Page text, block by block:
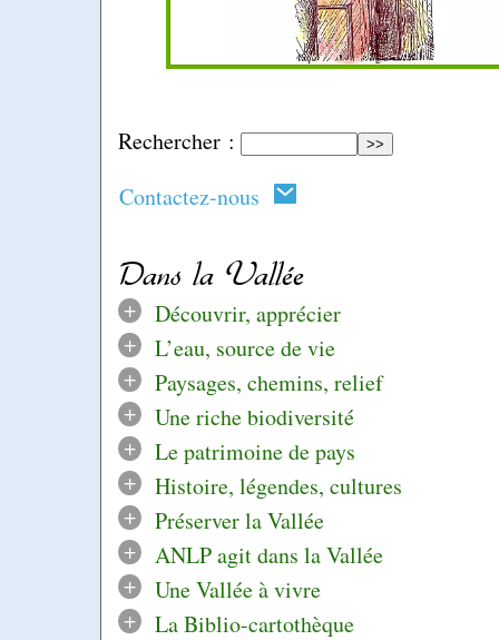
Rechercher :
Contactez-nous
Dans la Vallée
+
Découvrir, apprécier
+
L’eau, source de vie
+
Paysages, chemins, relief
+
Une riche biodiversité
+
Le patrimoine de pays
+
Histoire, légendes, cultures
+
Préserver la Vallée
+
ANLP agit dans la Vallée
+
Une Vallée à vivre
+
La Biblio-cartothèque